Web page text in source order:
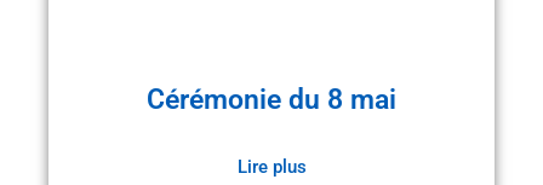
Cérémonie du 8 mai
Lire plus